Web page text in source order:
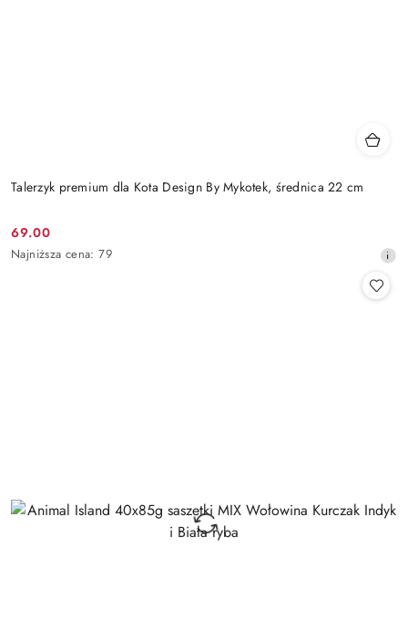
Talerzyk premium dla Kota Design By Mykotek, średnica 22 cm
Cena
promocyjna:
69.00
Najniższa
Najniższa cena: 79